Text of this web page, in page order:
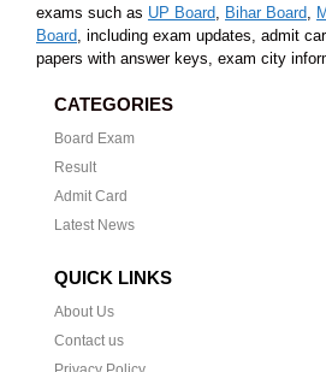
exams such as UP Board Bihar Board
Board , including exam updates, admit
papers with answer keys, exam city
CATEGORIES
Board Exam
Result
Admit Card
Latest News
QUICK LINKS
About Us
Contact us